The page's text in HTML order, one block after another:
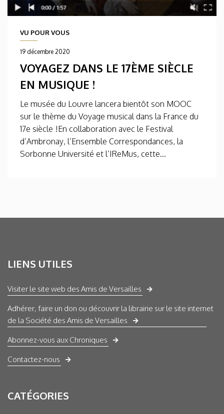
VU POUR VOUS
19 décembre 2020
VOYAGEZ DANS LE 17ÈME SIÈCLE
EN MUSIQUE !
Le musée du Louvre lancera bientôt son MOOC
sur le thème du Voyage musical dans la France du
17e siècle !En collaboration avec le Festival
d’Ambronay, l’Ensemble Correspondances, la
Sorbonne Université et l’IReMus, cette...
LIENS UTILES
Visiter le site web des Amis de Versailles
Adhérer, faire un don ou découvrir la librairie sur le site internet
de la Société des Amis de Versailles
Abonnez-vous aux Chroniques
Contactez-nous
CATÉGORIES